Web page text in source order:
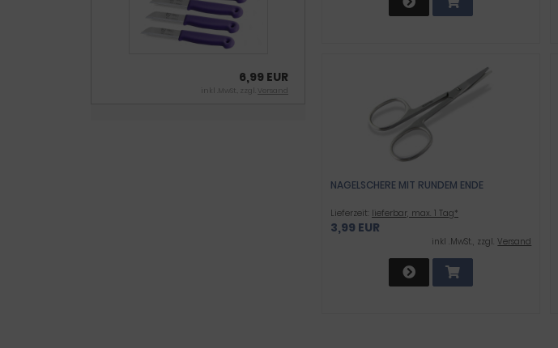
NAGELSCHERE MIT RUNDEM ENDE
Lieferzeit: lieferbar, max. 1 Tag*
3,99 EUR
inkl .MwSt., zzgl.Versand
6,99 EUR
inkl .MwSt., zzgl. Versand